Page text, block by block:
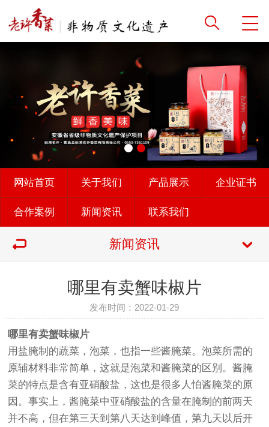
网站首页 关于我们 产品展示 企业证书
合作案例 新闻资讯 联系我们
新闻资讯
哪里有卖蟹味椒片
发布时间：2022-01-29
哪里有卖蟹味椒片
用盐腌制的蔬菜，泡菜，也指一些酱腌菜。泡菜所需的
原辅材料非常简单，这就是泡菜和酱腌菜的区别。酱腌
菜的特点是含有亚硝酸盐，这也是很多人怕酱腌菜的原
因。事实上，酱腌菜中亚硝酸盐的含量在腌制的前两天
并不高，但在第三天到第八天达到峰值，第九天以后开